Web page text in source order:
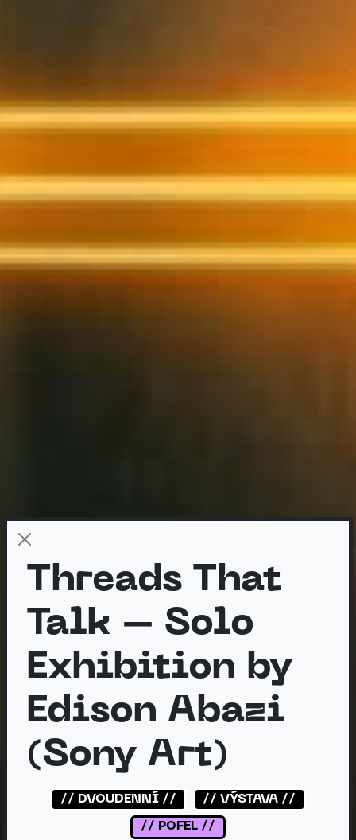
Threads That
Talk – Solo
Exhibition by
Edison Abazi
(Sony Art)
// DVOUDENNÍ // // VÝSTAVA //
// POFEL //